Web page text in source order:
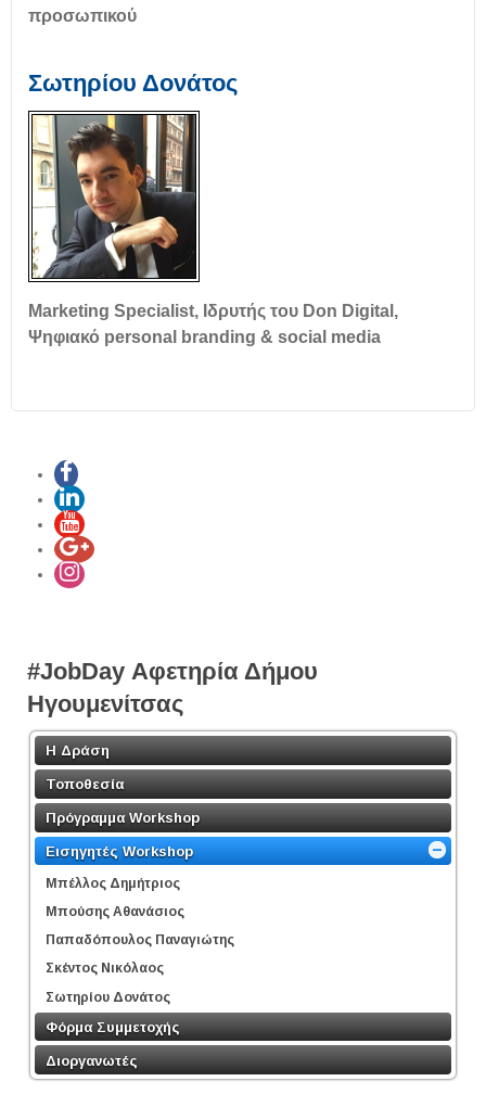
προσωπικού
Σωτηρίου Δονάτος
Marketing Specialist, Ιδρυτής του Don Digital,
Ψηφιακό personal branding & social media
#JobDay Αφετηρία Δήμου
Ηγουμενίτσας
Η Δράση
Τοποθεσία
Πρόγραμμα Workshop
Εισηγητές Workshop
Μπέλλος Δημήτριος
Μπούσης Aθανάσιος
Παπαδόπουλος Παναγιώτης
Σκέντος Νικόλαος
Σωτηρίου Δονάτος
Φόρμα Συμμετοχής
Διοργανωτές